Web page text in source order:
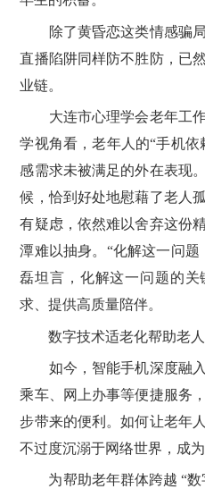
除了黄昏恋这类情感骗局
直播陷阱同样防不胜防，已
业链。
大连市心理学会老年工作
学视角看，老年人的“手机
感需求未被满足的外在表现
候，恰到好处地慰藉了老人
有疑虑，依然难以舍弃这份
潭难以抽身。“化解这一问
磊坦言，化解这一问题的
求、提供高质量陪伴。
数字技术适老化帮助老人
如今，智能手机深度融入
乘车、网上办事等便捷服务
步带来的便利。如何让老年
不过度沉溺于网络世界，成
为帮助老年群体跨越 “数